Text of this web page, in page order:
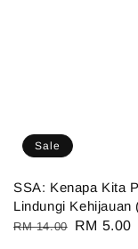
Sale
SSA: Kenapa Kita
Lindungi Kehijauan
Regular
RM 14.00
Sale
RM 5.00